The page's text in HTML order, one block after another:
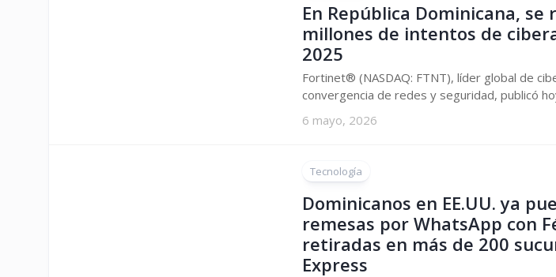
En República Dominicana,
millones de intentos de
2025
Fortinet® (NASDAQ: FTNT), líder global de
convergencia de redes y seguridad, publicó
6 mayo, 2026
Tecnología
Dominicanos en EE.UU. ya
remesas por WhatsApp con
retiradas en más de 200
Express